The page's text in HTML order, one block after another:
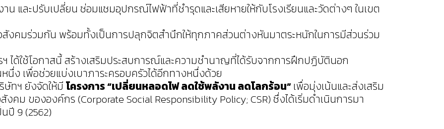
และปรับเปลี่ยน ซ่อมแซมอุปกรณ์ไฟฟ้าที่ชำรุดและเสียหายให้กับโรงเรียนและวัดต่างๆ ในเขต
งคมร่วมกัน พร้อมทั้งเป็นการปลุกจิตสำนึกให้ทุกภาคส่วนต่างหันมาตระหนักในการมีส่วนร่วม
ได้ใช้โอกาสนี้ สร้างเสริมประสบการณ์และความชำนาญที่ได้รับจากการฝึกปฏิบัตินอก
นึ่ง เพื่อช่วยแบ่งเบาภาระครอบครัวได้อีกทางหนึ่งด้วย
ทฯ ยังจัดให้มีโครงการ “เปลี่ยนหลอดไฟ ลดใช้พลังาน ลดโลกร้อน”เพื่อมุ่งเน้นและส่งเสริม
ม ขององค์กร (Corporate Social Responsibility Policy; CSR) ซึ่งได้เริ่มดำเนินการมา
ปี 9 (2562)